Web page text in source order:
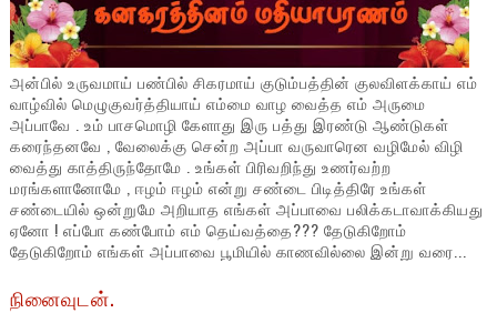
அன்பில் உருவமாய் பண்பில் சிகரமாய் குடும்பத்தின் குலவிளக்காய் எம்
வாழ்வில் மெழுகுவர்த்தியாய் எம்மை வாழ வைத்த எம் அருமை
அப்பாவே . உம் பாசமொழி கேளாது இரு பத்து இரண்டு ஆண்டுகள்
கரைந்தனவே , வேலைக்கு சென்ற அப்பா வருவாரென வழிமேல் விழி
வைத்து காத்திருந்தோமே . உங்கள் பிரிவறிந்து உணர்வற்ற
மரங்களானோமே , ஈழம் ஈழம் என்று சண்டை பிடித்திரே உங்கள்
சண்டையில் ஒன்றுமே அறியாத எங்கள் அப்பாவை பலிக்கடாவாக்கியது
ஏனோ ! எப்போ கண்போம் எம் தெய்வத்தை??? தேடுகிறோம்
தேடுகிறோம் எங்கள் அப்பாவை பூமியில் காணவில்லை இன்று வரை...
நினைவுடன்.